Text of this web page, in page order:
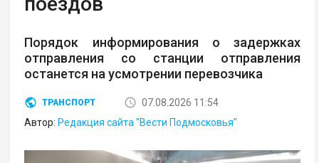
Порядок информирования о задержках
отправления со станции отправления
останется на усмотрении перевозчика
ТРАНСПОРТ
07.08.2026 11:54
Автор: Редакция сайта "Вести Подмосковья"